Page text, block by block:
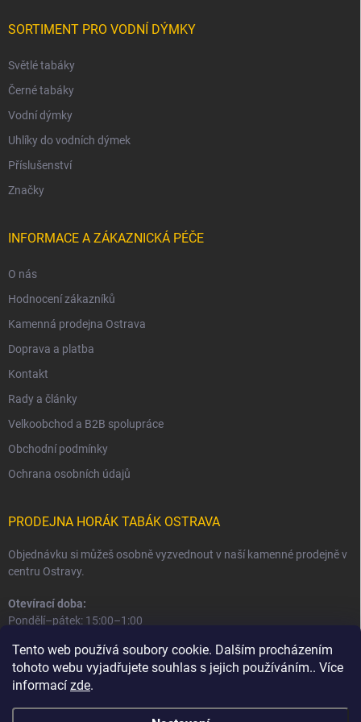
Tento web používá soubory cookie. Dalším procházením
tohoto webu vyjadřujete souhlas s jejich používáním.. Více
informací zde.
SORTIMENT PRO VODNÍ DÝMKY
Světlé tabáky
Černé tabáky
Vodní dýmky
Uhlíky do vodních dýmek
Příslušenství
Značky
INFORMACE A ZÁKAZNICKÁ PÉČE
O nás
Hodnocení zákazníků
Kamenná prodejna Ostrava
Doprava a platba
Kontakt
Rady a články
Velkoobchod a B2B spolupráce
Obchodní podmínky
Ochrana osobních údajů
PRODEJNA HORÁK TABÁK OSTRAVA
Objednávku si můžeš osobně vyzvednout v naší kamenné prodejně v
centru Ostravy.
Otevírací doba:
Pondělí–pátek: 15:00–1:00
Informace o prodejně a osobním odběru